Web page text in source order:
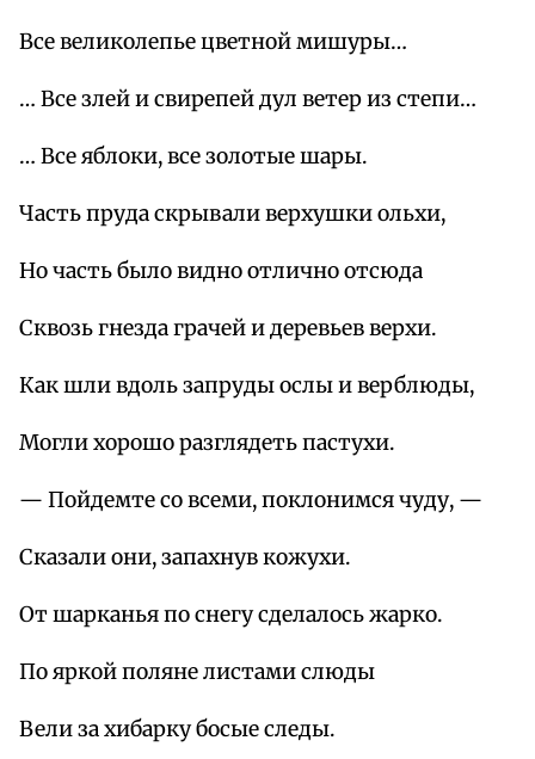
Все великолепье цветной мишуры…
… Все злей и свирепей дул ветер из степи…
… Все яблоки, все золотые шары.
Часть пруда скрывали верхушки ольхи,
Но часть было видно отлично отсюда
Сквозь гнезда грачей и деревьев верхи.
Как шли вдоль запруды ослы и верблюды,
Могли хорошо разглядеть пастухи.
— Пойдемте со всеми, поклонимся чуду, —
Сказали они, запахнув кожухи.
От шарканья по снегу сделалось жарко.
По яркой поляне листами слюды
Вели за хибарку босые следы.